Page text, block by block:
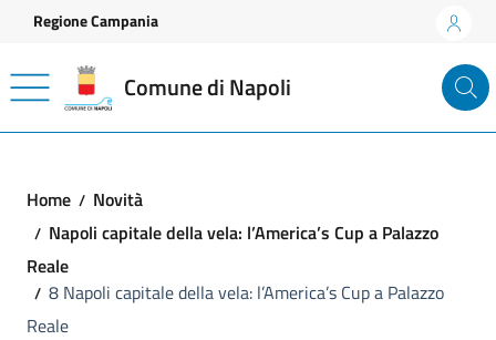
Vai ai contenuti
Vai al footer
Regione Campania
Comune di Napoli
Home
Novità
Napoli capitale della vela: l’America’s Cup a Palazzo
Reale
8 Napoli capitale della vela: l’America’s Cup a Palazzo
Reale